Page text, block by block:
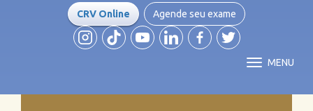
CRV Online Agende seu exame
MENU